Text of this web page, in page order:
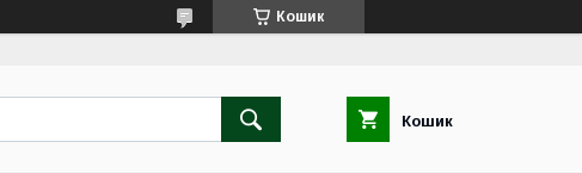
Кошик
Кошик